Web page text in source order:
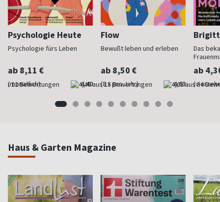
Psychologie Heute
Psychologie fürs Leben
ab 8,11 €
(monatlich) 4,40
Flow
Bewußt leben und erleben
ab 8,50 €
(8 x pro Jahr) 4,63
Das
ab
Haus & Garten Magazine